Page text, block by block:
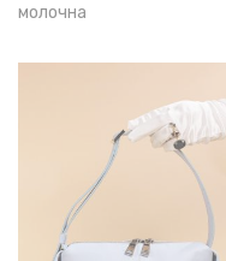
молочна